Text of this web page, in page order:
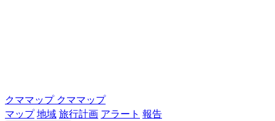
クママップ クママップ
マップ地域旅行計画 アラート 報告